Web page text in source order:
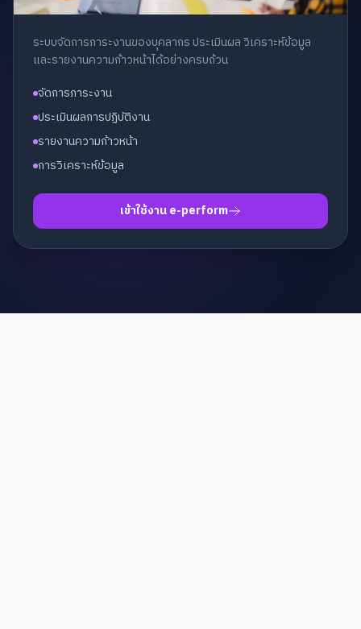
ระบบจัดการภาระงานของบุคลากร ประเมินผล วิเคราะห์ข้อมูล
และรายงานความก้าวหน้าได้อย่างครบถ้วน
จัดการภาระงาน
ประเมินผลการปฏิบัติงาน
รายงานความก้าวหน้า
การวิเคราะห์ข้อมูล
เข้าใช้งาน e-perform